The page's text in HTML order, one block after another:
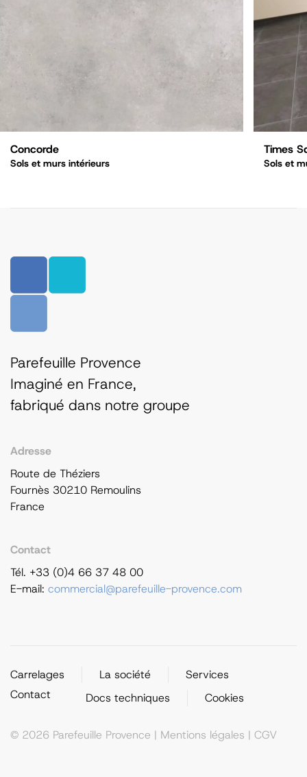
Concorde
Sols et murs intérieurs
Times
Sols et
Parefeuille Provence
Imaginé en France,
fabriqué dans notre groupe
Adresse
Route de Théziers
Fournès 30210 Remoulins
France
Contact
Tél. +33 (0)4 66 37 48 00
E-mail: commercial@parefeuille-provence.com
Carrelages La société
Services
Contact
Docs techniques Cookies
© 2026 Parefeuille Provence | Mentions légales | CGV